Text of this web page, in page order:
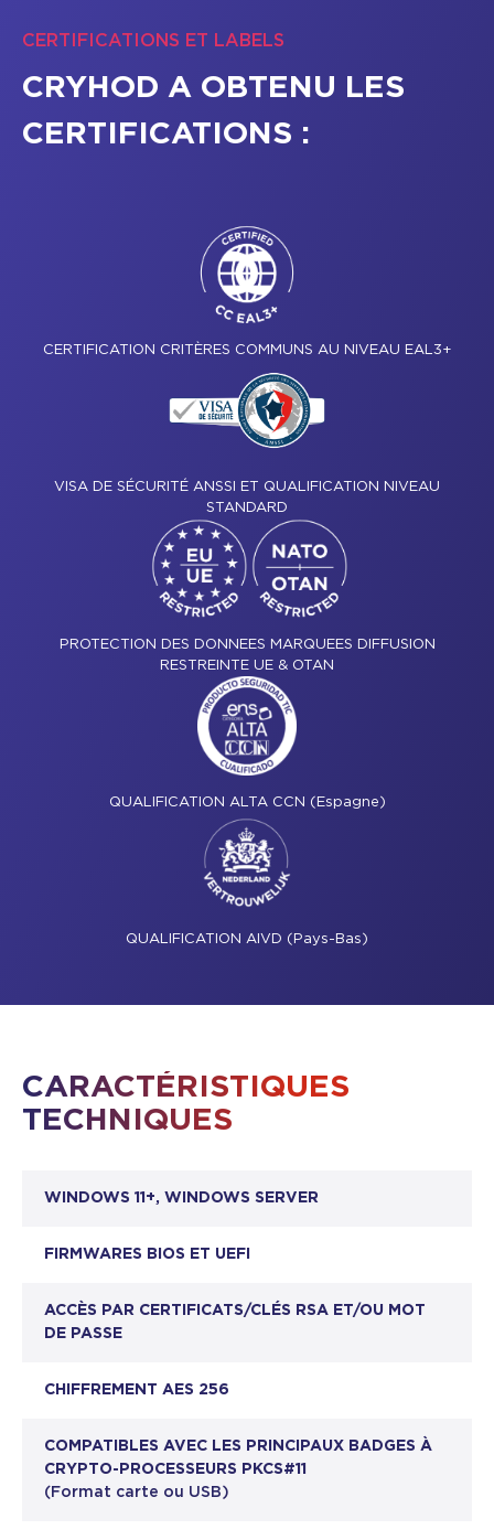
CERTIFICATIONS ET LABELS
CRYHOD A OBTENU LES
CERTIFICATIONS :
CERTIFICATION CRITÈRES COMMUNS AU NIVEAU EAL3+
VISA DE SÉCURITÉ ANSSI ET QUALIFICATION NIVEAU
STANDARD
PROTECTION DES DONNEES MARQUEES DIFFUSION
RESTREINTE UE & OTAN
QUALIFICATION ALTA CCN (Espagne)
QUALIFICATION AIVD (Pays-Bas)
CARACTÉRISTIQUES
TECHNIQUES
WINDOWS 11+, WINDOWS SERVER
FIRMWARES BIOS ET UEFI
ACCÈS PAR CERTIFICATS/CLÉS RSA ET/OU MOT
DE PASSE
CHIFFREMENT AES 256
COMPATIBLES AVEC LES PRINCIPAUX BADGES À
CRYPTO-PROCESSEURS PKCS#11
(Format carte ou USB)